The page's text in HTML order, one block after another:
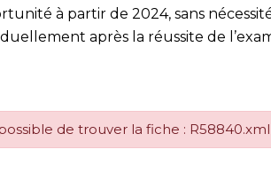
à partir de 2024, sans
après la réussite de
de trouver la fiche : R58840.xml